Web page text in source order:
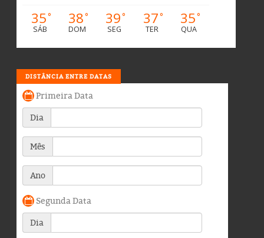
35°
SÁB
38°
DOM
39°
SEG
37°
TER
35°
QUA
DISTÂNCIA ENTRE DATAS